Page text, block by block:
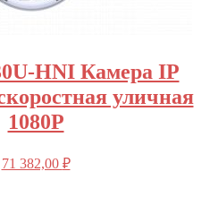
HNI Камера IP
уличная
1080P
71 382,00 ₽